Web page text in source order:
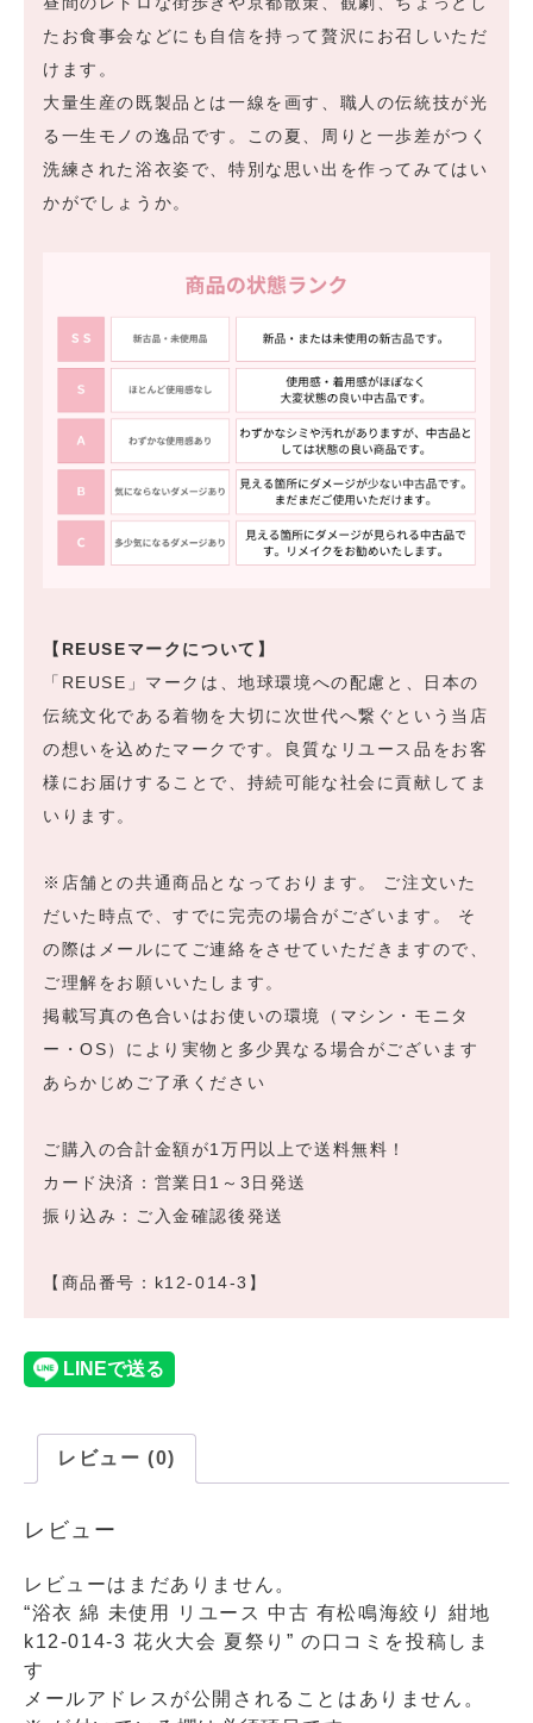
たお食事会などにも自信を持って贅沢にお召しいただ
けます。
大量生産の既製品とは一線を画す、職人の伝統技が光
る一生モノの逸品です。この夏、周りと一歩差がつく
洗練された浴衣姿で、特別な思い出を作ってみてはい
かがでしょうか。
【REUSEマークについて】
「REUSE」マークは、地球環境への配慮と、日本の
伝統文化である着物を大切に次世代へ繋ぐという当店
の想いを込めたマークです。良質なリユース品をお客
様にお届けすることで、持続可能な社会に貢献してま
いります。
※店舗との共通商品となっております。 ご注文いた
だいた時点で、すでに完売の場合がございます。 そ
の際はメールにてご連絡をさせていただきますので、
ご理解をお願いいたします。
掲載写真の色合いはお使いの環境（マシン・モニタ
ー・OS）により実物と多少異なる場合がございます
あらかじめご了承ください
ご購入の合計金額が1万円以上で送料無料！
カード決済：営業日1～3日発送
振り込み：ご入金確認後発送
【商品番号：k12-014-3】
レビュー (0)
レビュー
レビューはまだありません。
“浴衣 綿 未使用 リユース 中古 有松鳴海絞り 紺地
k12-014-3 花火大会 夏祭り” の口コミを投稿しま
す
メールアドレスが公開されることはありません。